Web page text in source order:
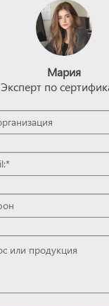
Мария
Эксперт по